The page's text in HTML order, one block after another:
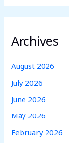
Archives
August 2026
July 2026
June 2026
May 2026
February 2026